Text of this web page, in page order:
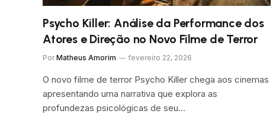
Psycho Killer: Análise da Performance dos
Atores e Direção no Novo Filme de Terror
Por Matheus Amorim fevereiro 22, 2026
O novo filme de terror Psycho Killer chega aos cinemas
apresentando uma narrativa que explora as
profundezas psicológicas de seu…